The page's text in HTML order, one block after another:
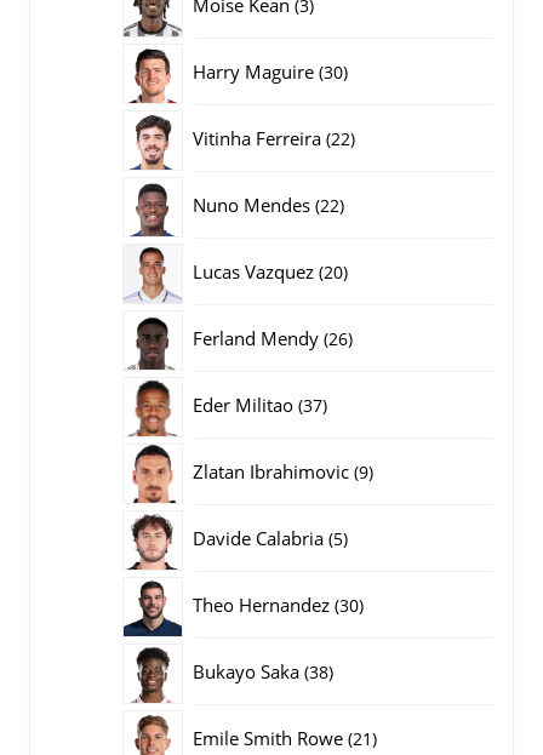
3
Harry Maguire 3030
Vitinha Ferreira 2222
Nuno Mendes 2222
Lucas Vazquez 2020
Ferland Mendy 2626
Eder Militao 3737
Zlatan Ibrahimovic 99
Davide Calabria 55
Theo Hernandez 3030
Bukayo Saka 3838
Emile Smith Rowe 2121